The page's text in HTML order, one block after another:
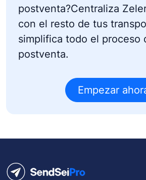
postventa?Centraliza
con el resto de tus
simplifica todo el proceso
postventa.
Empezar